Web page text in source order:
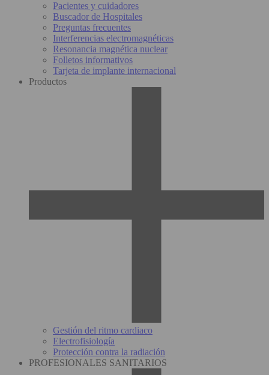
Pacientes y cuidadores
Buscador de Hospitales
Preguntas frecuentes
Interferencias electromagnéticas
Resonancia magnética nuclear
Folletos informativos
Tarjeta de implante internacional
Productos
Gestión del ritmo cardiaco
Electrofisiología
Protección contra la radiación
PROFESIONALES SANITARIOS